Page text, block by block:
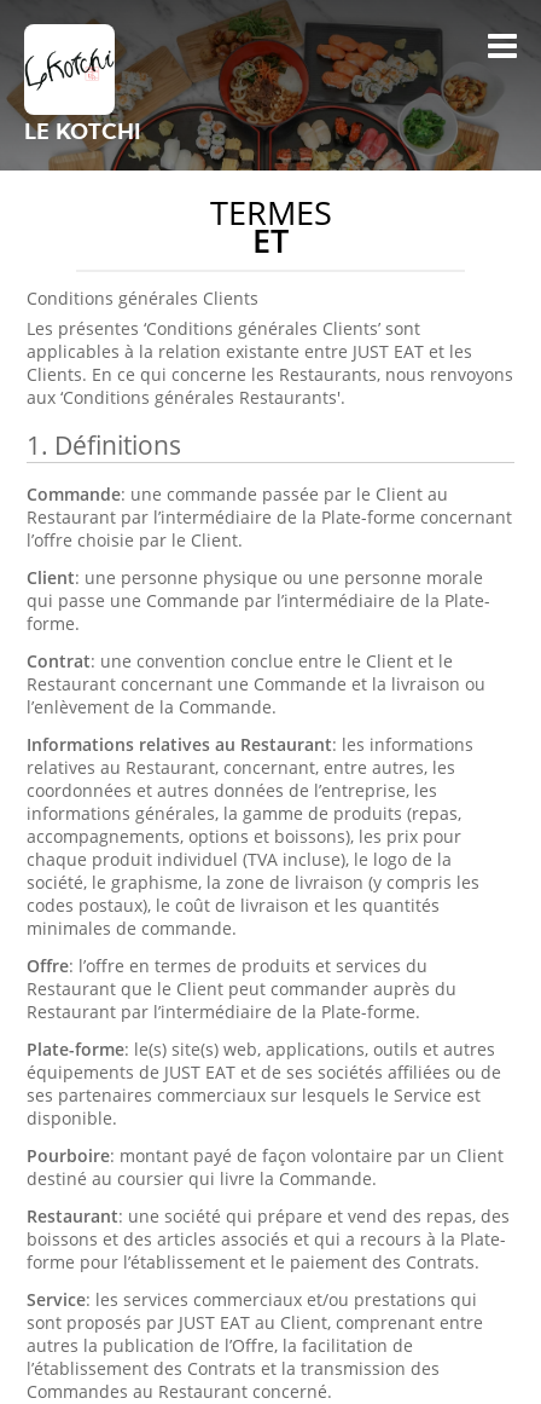
LE KOTCHI
TERMES
ET
Conditions générales Clients
Les présentes ‘Conditions générales Clients’ sont
applicables à la relation existante entre JUST EAT et les
Clients. En ce qui concerne les Restaurants, nous renvoyons
aux ‘Conditions générales Restaurants'.
1. Définitions
Commande: une commande passée par le Client au
Restaurant par l’intermédiaire de la Plate-forme concernant
l’offre choisie par le Client.
Client: une personne physique ou une personne morale
qui passe une Commande par l’intermédiaire de la Plate-
forme.
Contrat: une convention conclue entre le Client et le
Restaurant concernant une Commande et la livraison ou
l’enlèvement de la Commande.
Informations relatives au Restaurant: les informations
relatives au Restaurant, concernant, entre autres, les
coordonnées et autres données de l’entreprise, les
informations générales, la gamme de produits (repas,
accompagnements, options et boissons), les prix pour
chaque produit individuel (TVA incluse), le logo de la
société, le graphisme, la zone de livraison (y compris les
codes postaux), le coût de livraison et les quantités
minimales de commande.
Offre: l’offre en termes de produits et services du
Restaurant que le Client peut commander auprès du
Restaurant par l’intermédiaire de la Plate-forme.
Plate-forme: le(s) site(s) web, applications, outils et autres
équipements de JUST EAT et de ses sociétés affiliées ou de
ses partenaires commerciaux sur lesquels le Service est
disponible.
Pourboire: montant payé de façon volontaire par un Client
destiné au coursier qui livre la Commande.
Restaurant: une société qui prépare et vend des repas, des
boissons et des articles associés et qui a recours à la Plate-
forme pour l’établissement et le paiement des Contrats.
Service: les services commerciaux et/ou prestations qui
sont proposés par JUST EAT au Client, comprenant entre
autres la publication de l’Offre, la facilitation de
l’établissement des Contrats et la transmission des
Commandes au Restaurant concerné.